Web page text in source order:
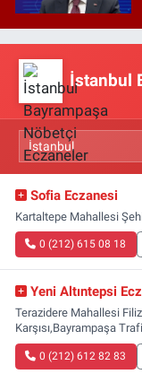
İstanbul
Sofia Eczanesi
Kartaltepe Mahallesi
0 (212) 615 08 18
Yeni Altıntepsi
Terazidere Mahallesi
Karşısı,Bayrampaşa
0 (212) 612 82 83